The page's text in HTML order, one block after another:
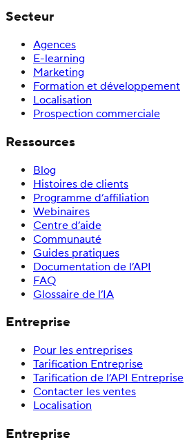
Secteur
Agences
E-learning
Marketing
Formation et développement
Localisation
Prospection commerciale
Ressources
Blog
Histoires de clients
Programme d’affiliation
Webinaires
Centre d’aide
Communauté
Guides pratiques
Documentation de l’API
FAQ
Glossaire de l’IA
Entreprise
Pour les entreprises
Tarification Entreprise
Tarification de l’API Entreprise
Contacter les ventes
Localisation
Entreprise